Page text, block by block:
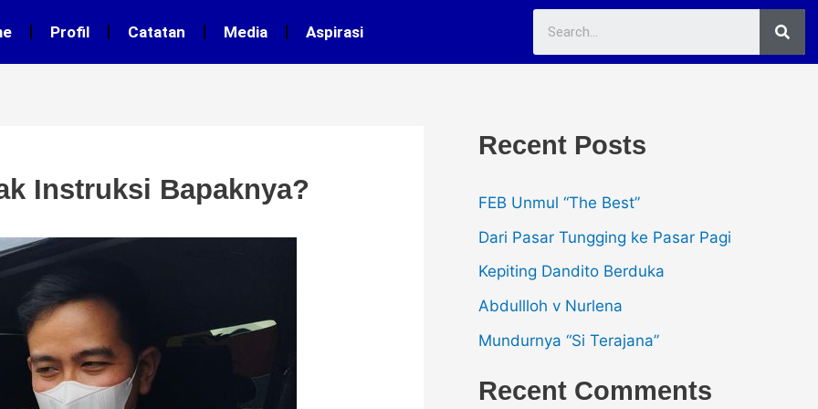
Profil Catatan Media Aspirasi
Instruksi Bapaknya?
Recent Posts
FEB Unmul “The Best”
Dari Pasar Tungging ke Pasar Pagi
Kepiting Dandito Berduka
Abdullloh v Nurlena
Mundurnya “Si Terajana”
Recent Comments